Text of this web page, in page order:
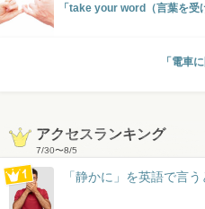
「take your word（言葉を受
「電車
アクセスランキング
7/30〜8/5
「静かに」を英語で言う